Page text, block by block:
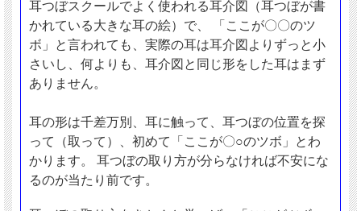
耳つぼスクールでよく使われる耳介図（耳つぼが書
かれている大きな耳の絵）で、 「ここが〇〇のツ
ボ」と言われても、実際の耳は耳介図よりずっと小
さいし、何よりも、耳介図と同じ形をした耳はまず
ありません。
耳の形は千差万別、耳に触って、耳つぼの位置を探
って（取って）、初めて「ここが〇○のツボ」とわ
かります。 耳つぼの取り方が分らなければ不安にな
るのが当たり前です。